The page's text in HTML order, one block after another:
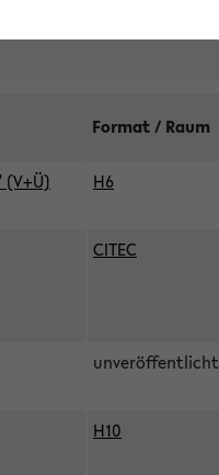
Format / Raum
H6
CITEC
unveröffentlicht
H10